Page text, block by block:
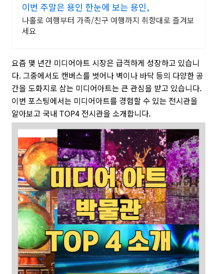
이번 주말은 용인 한눈에 보는 용인,
나홀로 여행부터 가족/친구 여행까지 취향대로 즐겨보
세요
요즘 몇 년간 미디어아트 시장은 급격하게 성장하고 있습니
다. 그중에서도 캔버스를 벗어나 벽이나 바닥 등의 다양한 공
간을 도화지로 삼는 미디어아트는 큰 관심을 받고 있습니다.
이번 포스팅에서는 미디어아트를 경험할 수 있는 전시관을
알아보고 국내 TOP4 전시관을 소개합니다.